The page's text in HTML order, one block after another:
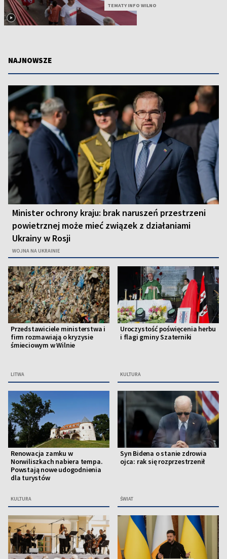
TEMATY INFO WILNO
NAJNOWSZE
Minister ochrony kraju: brak naruszeń przestrzeni
powietrznej może mieć związek z działaniami
Ukrainy w Rosji
WOJNA NA UKRAINIE
Przedstawiciele ministerstwa i
firm rozmawiają o kryzysie
śmieciowym w Wilnie
LITWA
Uroczystość poświęcenia herbu
i flagi gminy Szaterniki
KULTURA
Renowacja zamku w
Norwiliszkach nabiera tempa.
Powstają nowe udogodnienia
dla turystów
KULTURA
Syn Bidena o stanie zdrowia
ojca: rak się rozprzestrzenił
ŚWIAT